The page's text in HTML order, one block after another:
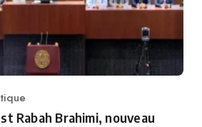
Rabah Brahimi, nouveau